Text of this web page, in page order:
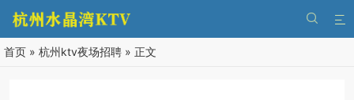


首页 » 杭州ktv夜场招聘 » 正文